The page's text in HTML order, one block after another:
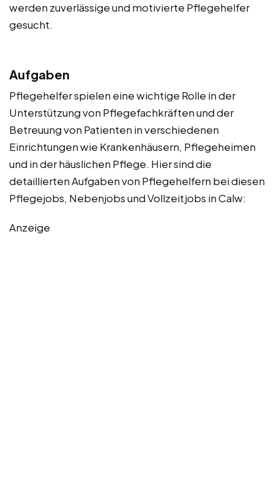
werden zuverlässige und motivierte Pflegehelfer
gesucht.
Aufgaben
Pflegehelfer spielen eine wichtige Rolle in der
Unterstützung von Pflegefachkräften und der
Betreuung von Patienten in verschiedenen
Einrichtungen wie Krankenhäusern, Pflegeheimen
und in der häuslichen Pflege. Hier sind die
detaillierten Aufgaben von Pflegehelfern bei diesen
Pflegejobs, Nebenjobs und Vollzeitjobs in Calw:
Anzeige